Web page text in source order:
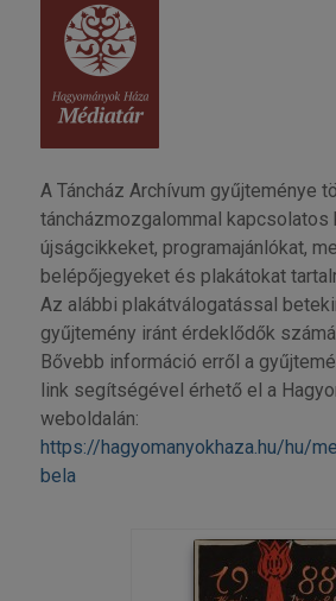
A Táncház Archívum gyűjteménye
táncházmozgalommal kapcsolatos
újságcikkeket, programajánlókat,
belépőjegyeket és plakátokat
Az alábbi plakátválogatással
gyűjtemény iránt érdeklődők
Bővebb információ erről a
link segítségével érhető el a
weboldalán:
https://hagyomanyokhaza.hu/hu/
bela